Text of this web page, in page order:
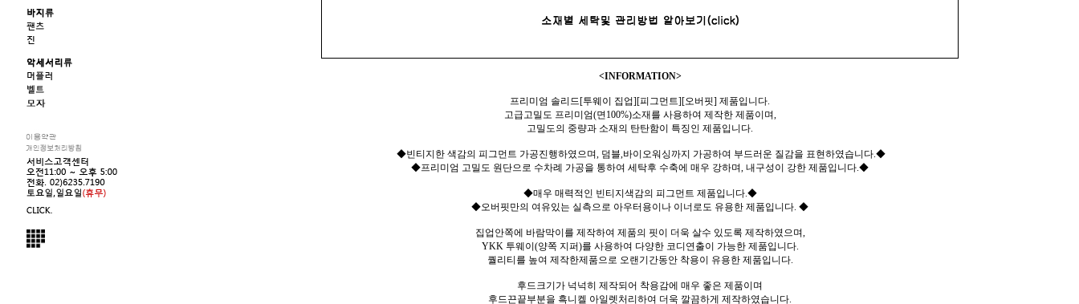
<INFORMATION>
프리미엄 솔리드[투웨이 집업][피그먼트][오버핏] 제품입니다.
고급고밀도 프리미엄(면100%)소재를 사용하여 제작한 제품이며,
고밀도의 중량과 소재의 탄탄함이 특징인 제품입니다.
◆빈티지한 색감의 피그먼트 가공진행하였으며, 덤블,바이오워싱까지 가공하여 부드러운 질감을 표현하였습니다.◆
◆프리미엄 고밀도 원단으로 수차례 가공을 통하여 세탁후 수축에 매우 강하며, 내구성이 강한 제품입니다.◆
◆매우 매력적인 빈티지색감의 피그먼트 제품입니다.◆
◆오버핏만의 여유있는 실측으로 아우터용이나 이너로도 유용한 제품입니다. ◆
집업안쪽에 바람막이를 제작하여 제품의 핏이 더욱 살수 있도록 제작하였으며,
YKK 투웨이(양쪽 지퍼)를 사용하여 다양한 코디연출이 가능한 제품입니다.
퀄리티를 높여 제작한제품으로 오랜기간동안 착용이 유용한 제품입니다.
후드크기가 넉넉히 제작되어 착용감에 매우 좋은 제품이며
후드끈끝부분을 흑니켈 아일렛처리하여 더욱 깔끔하게 제작하였습니다.